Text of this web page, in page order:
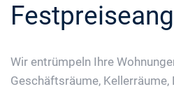
Wir entrümpeln Ihre
Geschäftsräume, Kellerräume,